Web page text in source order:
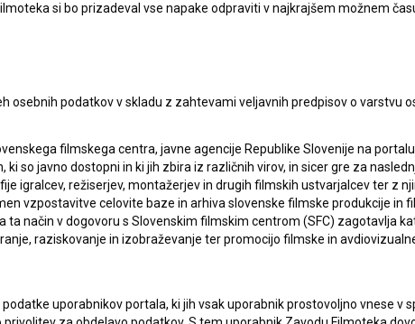
stik z uredništvom Baze slovenskih filmov. Veseli bomo vaših odzivov.
si bo prizadeval vse napake odpraviti v najkrajšem možnem
osebnih podatkov v skladu z zahtevami veljavnih predpisov o varstvu
filmskega centra, javne agencije Republike Slovenije na
so javno dostopni in ki jih zbira iz različnih virov, in sicer gre za
igralcev, režiserjev, montažerjev in drugih filmskih ustvarjalcev ter z
vzpostavitve celovite baze in arhiva slovenske filmske produkcije in
ta način v dogovoru s Slovenskim filmskim centrom (SFC) zagotavlja
raziskovanje in izobraževanje ter promocijo filmske in
uporabnikov portala, ki jih vsak uporabnik prostovoljno vnese v